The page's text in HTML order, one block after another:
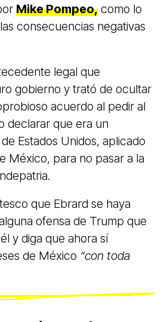
Mike Pompeo, como lo
consecuencias negativas
legal que
gobierno y trató de ocultar
acuerdo al pedir al
declarar que era un
Estados Unidos, aplicado
México, para no pasar a la
que Ebrard se haya
ofensa de Trump que
y diga que ahora sí
de México “con toda